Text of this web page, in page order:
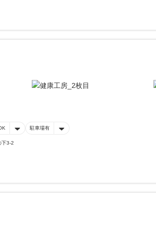
駐車場有
下3-2